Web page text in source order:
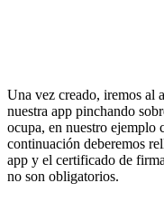
Una vez creado, iremos al
nuestra app pinchando
ocupa, en nuestro ejemplo
continuación deberemos
app y el certificado de
no son obligatorios.